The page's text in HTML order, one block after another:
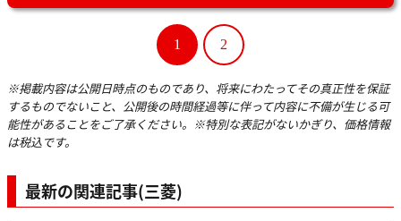
1 2
※掲載内容は公開日時点のものであり、将来にわたってその真正性を保証
するものでないこと、公開後の時間経過等に伴って内容に不備が生じる可
能性があることをご了承ください。※特別な表記がないかぎり、価格情報
は税込です。
最新の関連記事(三菱)